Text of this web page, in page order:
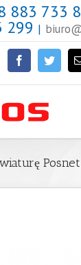
883 733
299 |
Facebook